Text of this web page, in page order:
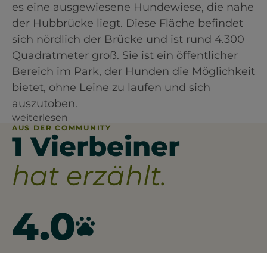
es eine ausgewiesene Hundewiese, die nahe
der Hubbrücke liegt. Diese Fläche befindet
sich nördlich der Brücke und ist rund 4.300
Quadratmeter groß. Sie ist ein öffentlicher
Bereich im Park, der Hunden die Möglichkeit
bietet, ohne Leine zu laufen und sich
auszutoben.
weiterlesen
AUS DER COMMUNITY
1 Vierbeiner
hat erzählt.
4.0